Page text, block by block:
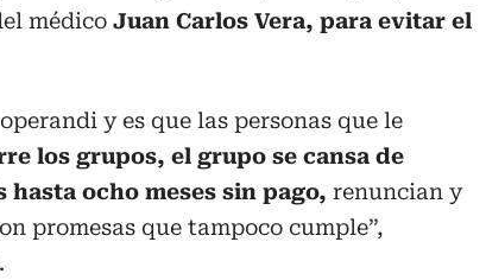
médico Juan Carlos Vera, para evitar el
y es que las personas que le
los grupos, el grupo se cansa de
ocho meses sin pago, renuncian y
promesas que tampoco cumple”,